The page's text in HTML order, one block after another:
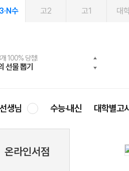
수 고2 고1 대
100% 당첨!
선물 뽑기
증정!
터디 X 올리브
스터디 캐시백
썸머스쿨
셀 단과
개선발
닝앱
료 체험권
수강생 무료혜택!
럽 멤버십
캠페인
룸 메가나눔
생님 수능·내신 대학별고
온라인서점